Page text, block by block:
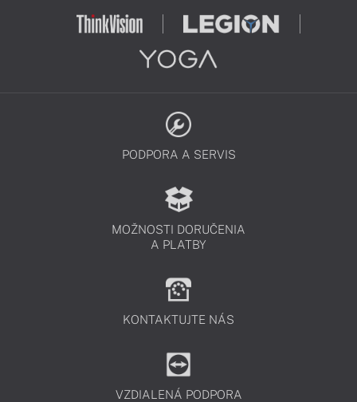
PODPORA A SERVIS
MOŽNOSTI DORUČENIA
A PLATBY
KONTAKTUJTE NÁS
VZDIALENÁ PODPORA